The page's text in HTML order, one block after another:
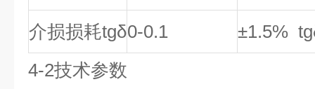
介损损耗tgδ0-0.1
±1.5%
4-2技术参数